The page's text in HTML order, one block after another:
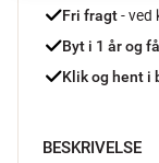
Fri fragt - ved
Byt i 1 år og
Klik og hent i
BESKRIVELSE